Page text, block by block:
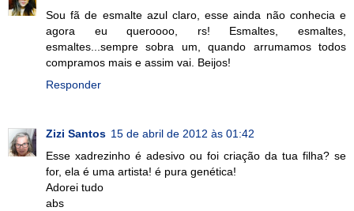
Sou fã de esmalte azul claro, esse ainda não conhecia e
agora eu queroooo, rs! Esmaltes, esmaltes,
esmaltes...sempre sobra um, quando arrumamos todos
compramos mais e assim vai. Beijos!
Responder
Zizi Santos 15 de abril de 2012 às 01:42
Esse xadrezinho é adesivo ou foi criação da tua filha? se
for, ela é uma artista! é pura genética!
Adorei tudo
abs